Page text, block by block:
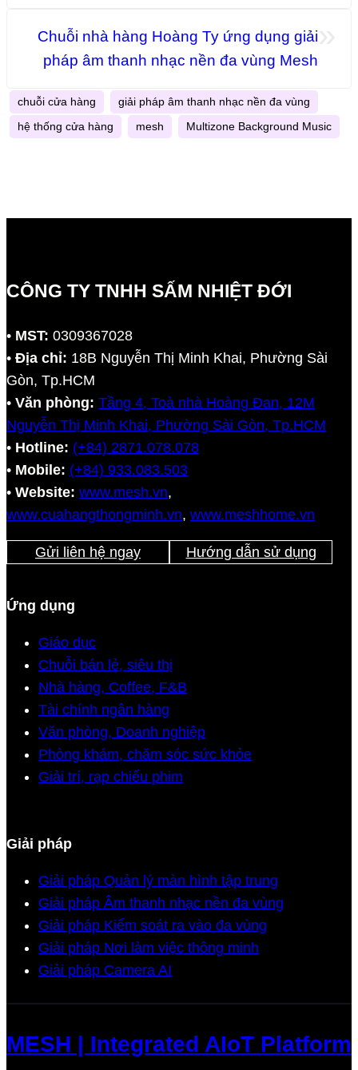
Chuỗi nhà hàng Hoàng Ty ứng dụng giải
pháp âm thanh nhạc nền đa vùng Mesh
chuỗi cửa hàng giải pháp âm thanh nhạc nền đa vùng
hệ thống cửa hàng mesh Multizone Background Music
CÔNG TY TNHH SẤM NHIỆT ĐỚI
• MST: 0309367028
• Địa chỉ: 18B Nguyễn Thị Minh Khai, Phường Sài
Gòn, Tp.HCM
• Văn phòng: Tầng 4, Toà nhà Hoàng Đan, 12M
Nguyễn Thị Minh Khai, Phường Sài Gòn, Tp.HCM
• Hotline: (+84) 2871.078.078
• Mobile: (+84) 933.083.503
• Website: www.mesh.vn,
www.cuahangthongminh.vn, www.meshhome.vn
Gửi liên hệ ngay Hướng dẫn sử dụng
Ứng dụng
Giáo dục
Chuỗi bán lẻ, siêu thị
Nhà hàng, Coffee, F&B
Tài chính ngân hàng
Văn phòng, Doanh nghiệp
Phòng khám, chăm sóc sức khỏe
Giải trí, rạp chiếu phim
Giải pháp
Giải pháp Quản lý màn hình tập trung
Giải pháp Âm thanh nhạc nền đa vùng
Giải pháp Kiểm soát ra vào đa vùng
Giải pháp Nơi làm việc thông minh
Giải pháp Camera AI
MESH | Integrated AIoT Platform